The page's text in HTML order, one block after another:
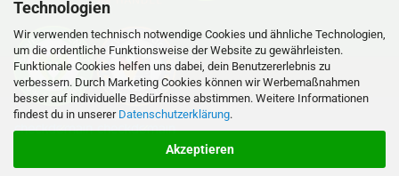
Technologien
Wir verwenden technisch notwendige Cookies und ähnliche Technologien,
um die ordentliche Funktionsweise der Website zu gewährleisten.
Funktionale Cookies helfen uns dabei, dein Benutzererlebnis zu
verbessern. Durch Marketing Cookies können wir Werbemaßnahmen
besser auf individuelle Bedürfnisse abstimmen. Weitere Informationen
findest du in unserer Datenschutzerklärung.
Akzeptieren